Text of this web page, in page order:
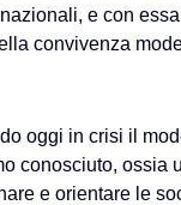
e con
convivenza
oggi in crisi il
conosciuto, ossia
e orientare le